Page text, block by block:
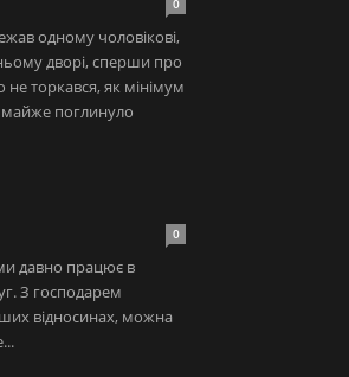
0
одному чоловікові,
дворі, сперши про
не торкався, як мінімум
майже поглинуло
0
давно працює в
З господарем
відносинах, можна